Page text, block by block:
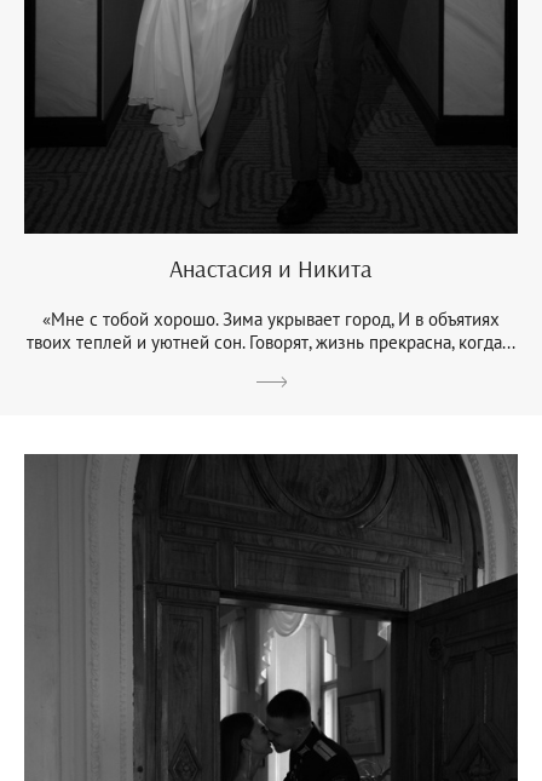
Анастасия и Никита
«Мне с тобой хорошо. Зима укрывает город, И в объятиях
твоих теплей и уютней сон. Говорят, жизнь прекрасна, когда...